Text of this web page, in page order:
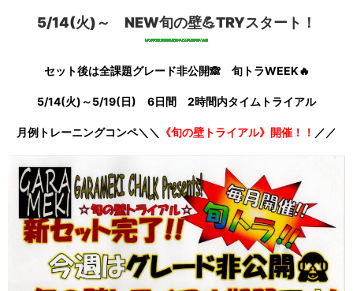
5/14(火)～ NEW旬の壁💪TRYスタート！
セット後は全課題グレード非公開🙈 旬トラWEEK🔥
5/14(火)～5/19(日) 6日間 2時間内タイムトライアル
月例トレーニングコンペ＼＼ 《旬の壁トライアル》 開催！！ ／／